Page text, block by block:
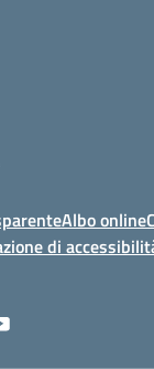
Albo online
di